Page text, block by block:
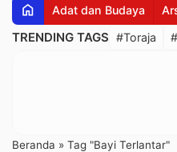
home Adat dan Budaya
TRENDING TAGS #Toraja
Beranda » Tag "Bayi Terlantar"